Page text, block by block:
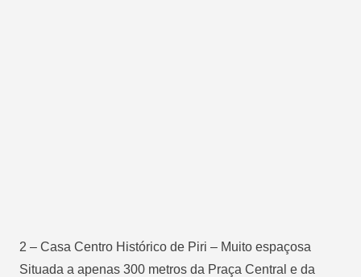
2 – Casa Centro Histórico de Piri – Muito espaçosa
Situada a apenas 300 metros da Praça Central e da